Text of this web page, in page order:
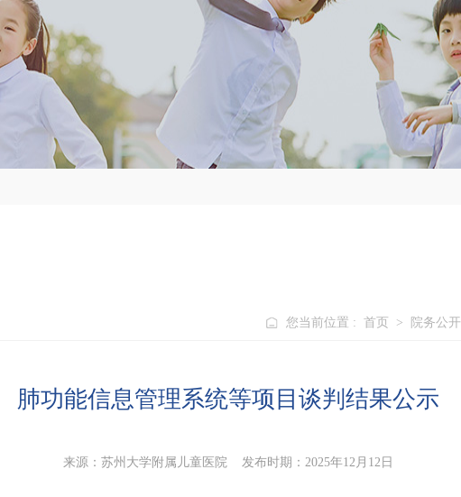
您当前位置 : 首页 > 院务公开
肺功能信息管理系统等项目谈判结果公示
来源：苏州大学附属儿童医院 发布时期：2025年12月12日